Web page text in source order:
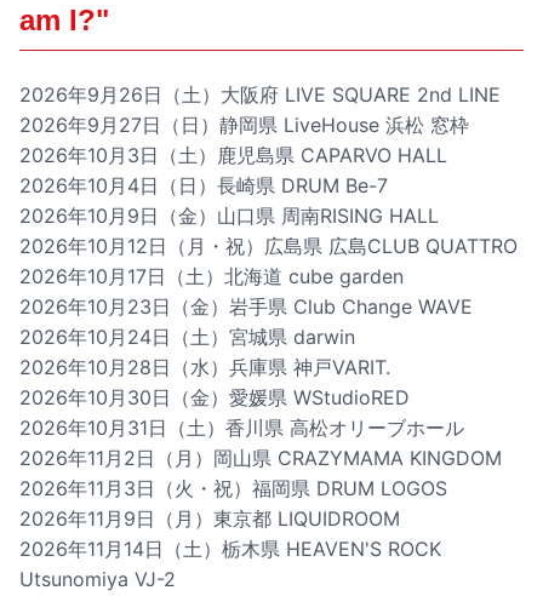
am I?"
2026年9月26日（土）大阪府 LIVE SQUARE 2nd LINE
2026年9月27日（日）静岡県 LiveHouse 浜松 窓枠
2026年10月3日（土）鹿児島県 CAPARVO HALL
2026年10月4日（日）長崎県 DRUM Be-7
2026年10月9日（金）山口県 周南RISING HALL
2026年10月12日（月・祝）広島県 広島CLUB QUATTRO
2026年10月17日（土）北海道 cube garden
2026年10月23日（金）岩手県 Club Change WAVE
2026年10月24日（土）宮城県 darwin
2026年10月28日（水）兵庫県 神戸VARIT.
2026年10月30日（金）愛媛県 WStudioRED
2026年10月31日（土）香川県 高松オリーブホール
2026年11月2日（月）岡山県 CRAZYMAMA KINGDOM
2026年11月3日（火・祝）福岡県 DRUM LOGOS
2026年11月9日（月）東京都 LIQUIDROOM
2026年11月14日（土）栃木県 HEAVEN'S ROCK
Utsunomiya VJ-2